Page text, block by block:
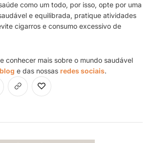
como um todo, por isso, opte por uma
e equilibrada, pratique atividades
cigarros e consumo excessivo de
conhecer mais sobre o mundo saudável
e das nossas redes sociais.